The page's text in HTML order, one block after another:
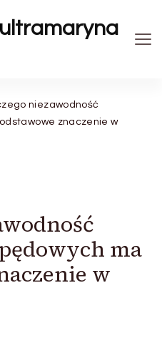
niezawodność
znaczenie w
ma
w